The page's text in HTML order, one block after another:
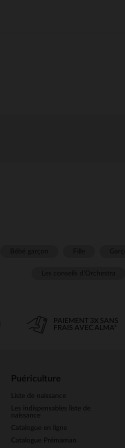
PAIEMENT 3X SANS
FRAIS AVEC ALMA*
Puériculture
Liste de naissance
Les indispensables liste de
naissance
Catalogue en ligne
Catalogue Prémaman